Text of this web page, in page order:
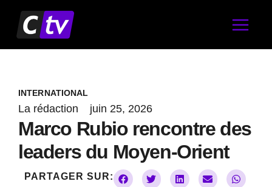
contenu
INTERNATIONAL
La rédaction juin 25, 2026
Marco Rubio rencontre des
leaders du Moyen-Orient
PARTAGER SUR: